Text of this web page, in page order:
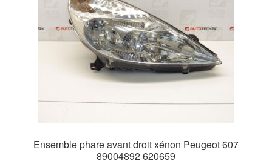
Ensemble phare avant droit xénon Peugeot 607
89004892 620659